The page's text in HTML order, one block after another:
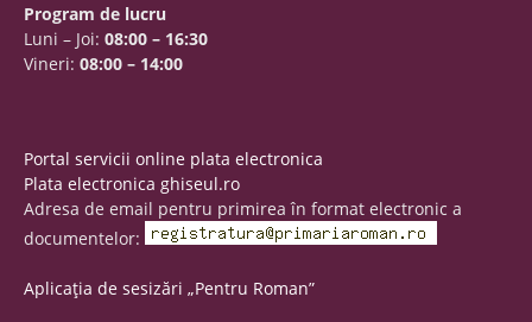
Program de lucru
Luni – Joi: 08:00 – 16:30
Vineri: 08:00 – 14:00
Portal servicii online plata electronica
Plata electronica ghiseul.ro
Adresa de email pentru primirea în format electronic a
documentelor:
Aplicația de sesizări „Pentru Roman”